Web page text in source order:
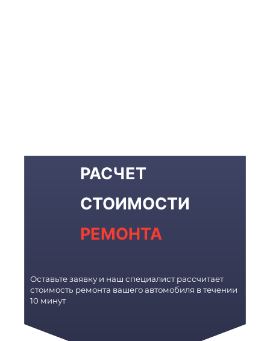
РАСЧЕТ
СТОИМОСТИ
РЕМОНТА
Оставьте заявку и наш специалист рассчитает
стоимость ремонта вашего автомобиля в течении
10 минут